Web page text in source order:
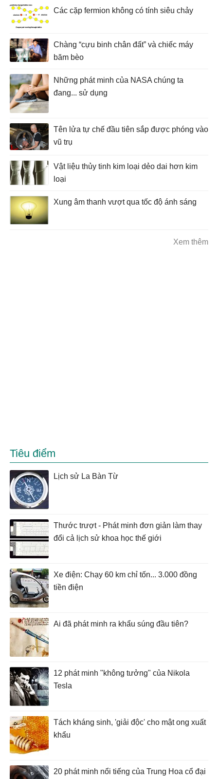
Các cặp fermion không có tính siêu chảy
Chàng “cựu binh chân đất” và chiếc máy
băm bèo
Những phát minh của NASA chúng ta
đang... sử dụng
Tên lửa tự chế đầu tiên sắp được phóng vào
vũ trụ
Vật liệu thủy tinh kim loại dẻo dai hơn kim
loại
Xung âm thanh vượt qua tốc độ ánh sáng
Xem thêm
Tiêu điểm
Lịch sử La Bàn Từ
Thước trượt - Phát minh đơn giản làm thay
đổi cả lịch sử khoa học thế giới
Xe điện: Chạy 60 km chỉ tốn... 3.000 đồng
tiền điện
Ai đã phát minh ra khẩu súng đầu tiên?
12 phát minh "không tưởng" của Nikola
Tesla
Tách kháng sinh, 'giải độc' cho mật ong xuất
khẩu
20 phát minh nổi tiếng của Trung Hoa cổ đại